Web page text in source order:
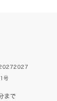
号
まで